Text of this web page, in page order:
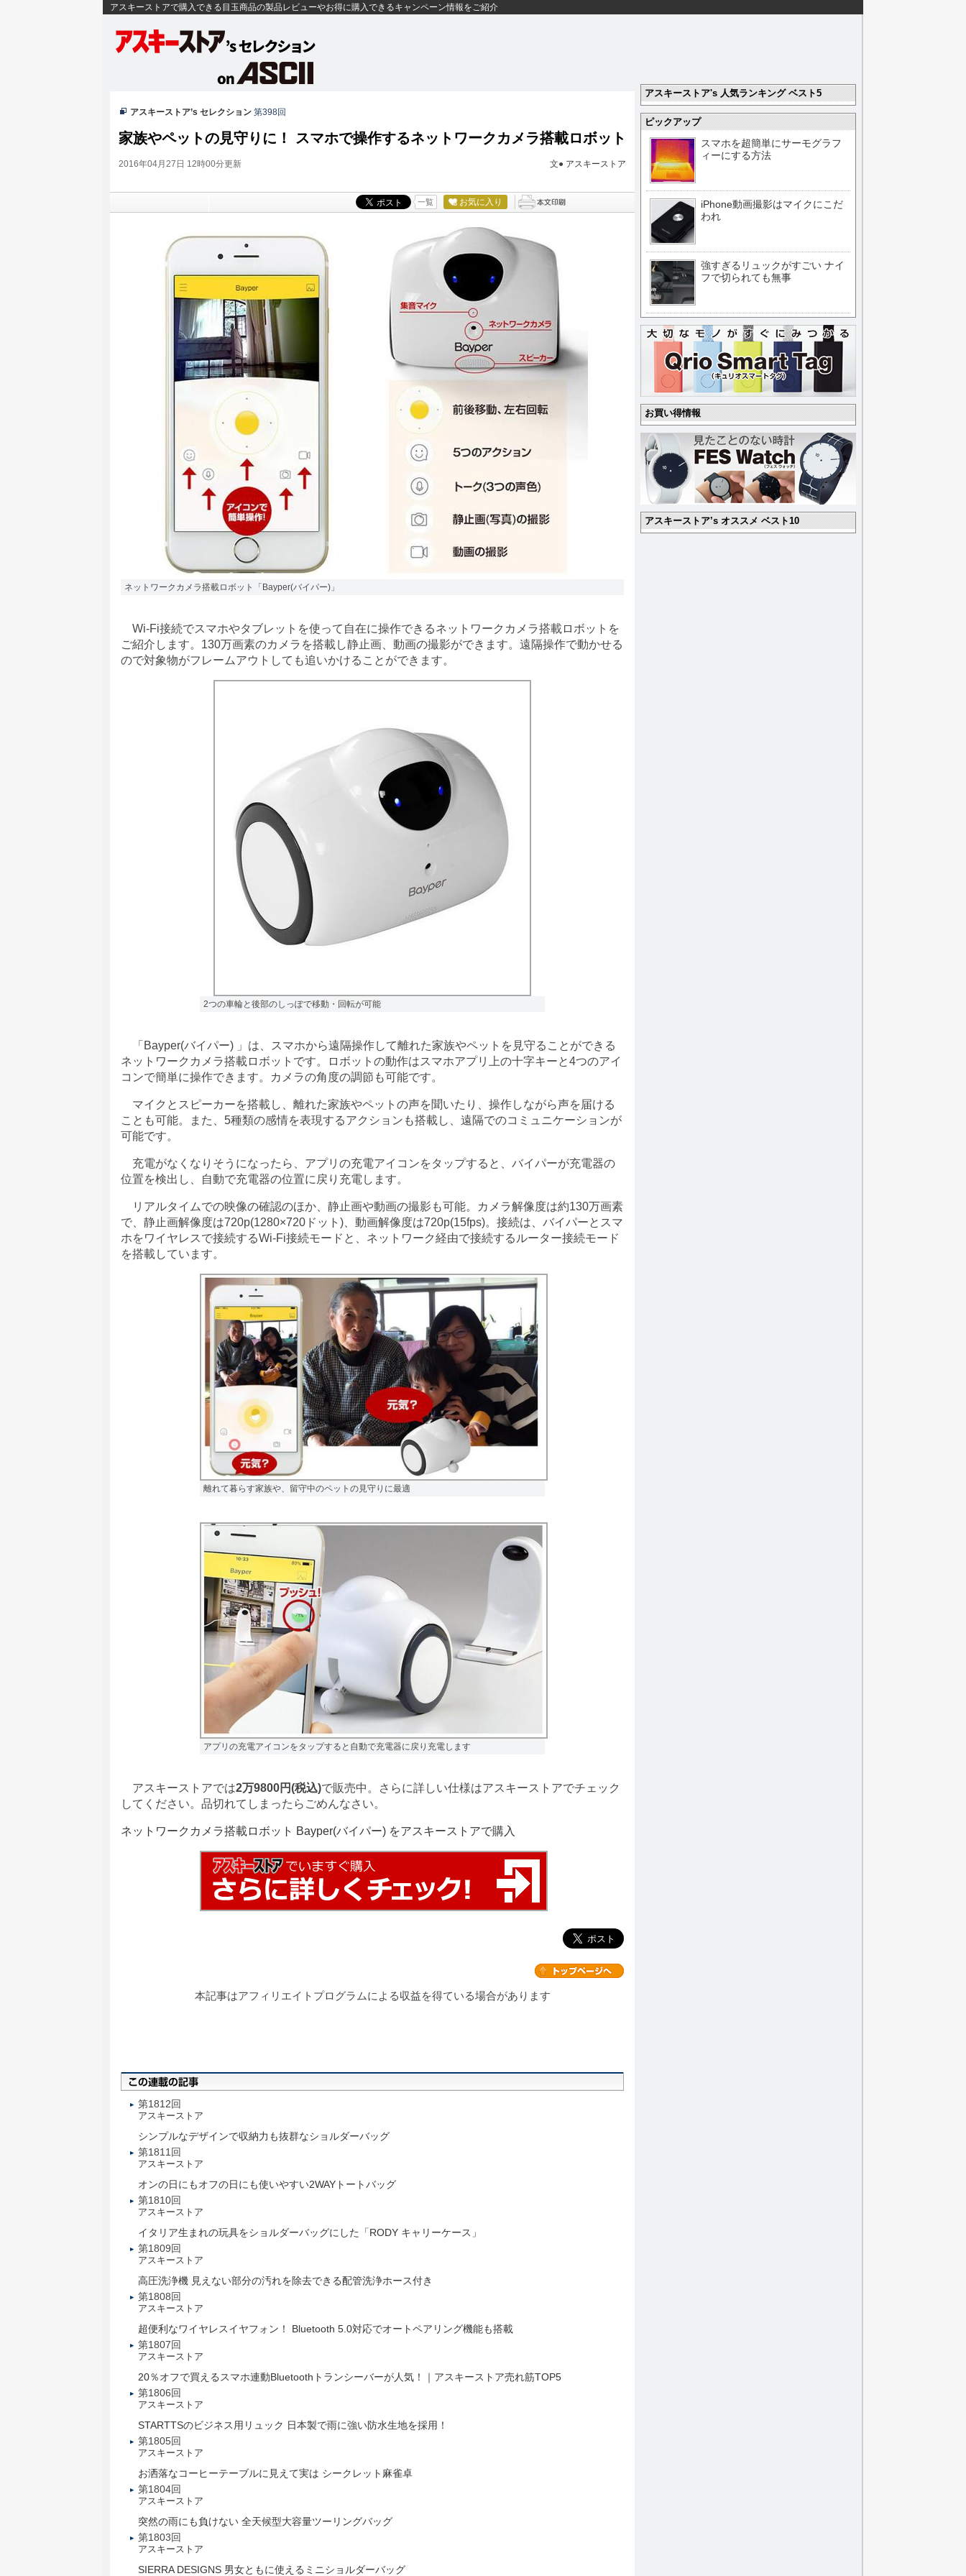
アスキーストアで購入できる目玉商品の製品レビューやお得に購入できるキャンペーン情報をご紹介
アスキーストア’s セレクション 第398回
家族やペットの見守りに！ スマホで操作するネットワークカメラ搭載ロボット
2016年04月27日 12時00分更新 文● アスキーストア
一覧 お気に入り
ネットワークカメラ搭載ロボット「Bayper(バイパー)」
Wi-Fi接続でスマホやタブレットを使って自在に操作できるネットワークカメラ搭載ロボットを
ご紹介します。130万画素のカメラを搭載し静止画、動画の撮影ができます。遠隔操作で動かせる
ので対象物がフレームアウトしても追いかけることができます。
2つの車輪と後部のしっぽで移動・回転が可能
「Bayper(バイパー) 」は、スマホから遠隔操作して離れた家族やペットを見守ることができる
ネットワークカメラ搭載ロボットです。ロボットの動作はスマホアプリ上の十字キーと4つのアイ
コンで簡単に操作できます。カメラの角度の調節も可能です。
マイクとスピーカーを搭載し、離れた家族やペットの声を聞いたり、操作しながら声を届ける
ことも可能。また、5種類の感情を表現するアクションも搭載し、遠隔でのコミュニケーションが
可能です。
充電がなくなりそうになったら、アプリの充電アイコンをタップすると、バイパーが充電器の
位置を検出し、自動で充電器の位置に戻り充電します。
リアルタイムでの映像の確認のほか、静止画や動画の撮影も可能。カメラ解像度は約130万画素
で、静止画解像度は720p(1280×720ドット)、動画解像度は720p(15fps)。接続は、バイパーとスマ
ホをワイヤレスで接続するWi-Fi接続モードと、ネットワーク経由で接続するルーター接続モード
を搭載しています。
離れて暮らす家族や、留守中のペットの見守りに最適
アプリの充電アイコンをタップすると自動で充電器に戻り充電します
アスキーストアでは2万9800円(税込)で販売中。さらに詳しい仕様はアスキーストアでチェック
してください。品切れてしまったらごめんなさい。
ネットワークカメラ搭載ロボット Bayper(バイパー) をアスキーストアで購入
本記事はアフィリエイトプログラムによる収益を得ている場合があります
第1812回
アスキーストア
シンプルなデザインで収納力も抜群なショルダーバッグ
第1811回
アスキーストア
オンの日にもオフの日にも使いやすい2WAYトートバッグ
第1810回
アスキーストア
イタリア生まれの玩具をショルダーバッグにした「RODY キャリーケース」
第1809回
アスキーストア
高圧洗浄機 見えない部分の汚れを除去できる配管洗浄ホース付き
第1808回
アスキーストア
超便利なワイヤレスイヤフォン！ Bluetooth 5.0対応でオートペアリング機能も搭載
第1807回
アスキーストア
20％オフで買えるスマホ連動Bluetoothトランシーバーが人気！｜アスキーストア売れ筋TOP5
第1806回
アスキーストア
STARTTSのビジネス用リュック 日本製で雨に強い防水生地を採用！
第1805回
アスキーストア
お洒落なコーヒーテーブルに見えて実は シークレット麻雀卓
第1804回
アスキーストア
突然の雨にも負けない 全天候型大容量ツーリングバッグ
第1803回
アスキーストア
SIERRA DESIGNS 男女ともに使えるミニショルダーバッグ
アスキーストア's 人気ランキング ベスト5
ピックアップ
スマホを超簡単にサーモグラフ
ィーにする方法
iPhone動画撮影はマイクにこだ
われ
強すぎるリュックがすごい ナイ
フで切られても無事
お買い得情報
アスキーストア’s オススメ ベスト10